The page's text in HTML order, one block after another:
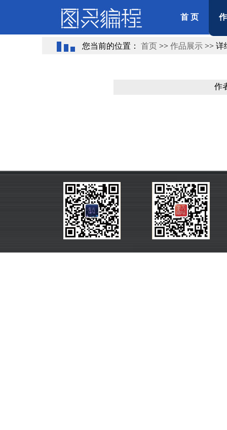
首 页
您当前的位置： 首页 >> 作品展示 >> 详
作